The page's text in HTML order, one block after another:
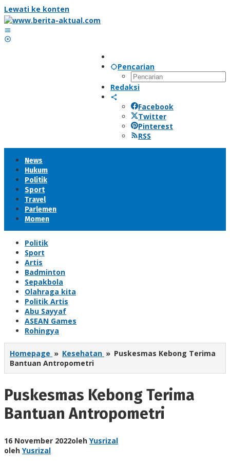
Lewati ke konten
Pencarian
Redaksi
Facebook
Twitter
Pinterest
RSS
News
Hukum
Politik
Sport
Travel
Parlemen
Momen
Politik
Sport
Artis
Badminton
Sepakbola
Olahraga kita
Politik Artis
Abu Sayyaf
ASEAN Games
Rohingya
Homepage » Kesehatan » Puskesmas Kebong Terima
Bantuan Antropometri
Puskesmas Kebong Terima
Bantuan Antropometri
16 November 2022oleh Yusrizal
oleh Yusrizal